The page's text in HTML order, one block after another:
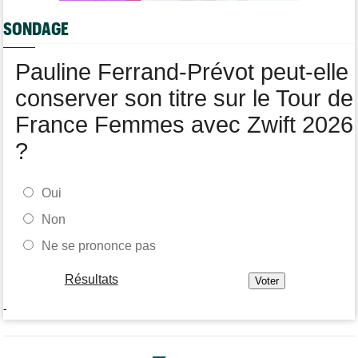
Web-série : "Course toujours, dans les coulisses de la FDJ
SONDAGE
Pauline Ferrand-Prévot peut-elle
conserver son titre sur le Tour de
France Femmes avec Zwift 2026
?
Oui
Non
Ne se prononce pas
Résultats
-